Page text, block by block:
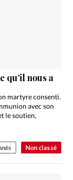
Non classé
qu’il nous a
martyre consenti.
avec son
le soutien,